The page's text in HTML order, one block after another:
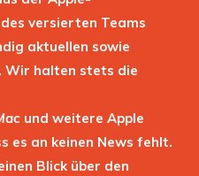
versierten Teams
aktuellen sowie
Wir halten stets die
und weitere Apple
es an keinen News fehlt.
Blick über den